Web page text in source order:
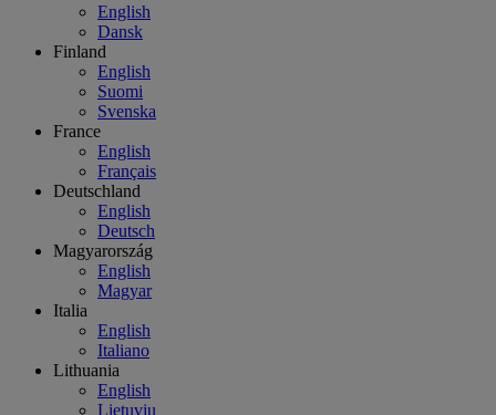
English
Dansk
Finland
English
Suomi
Svenska
France
English
Français
Deutschland
English
Deutsch
Magyarország
English
Magyar
Italia
English
Italiano
Lithuania
English
Lietuvių